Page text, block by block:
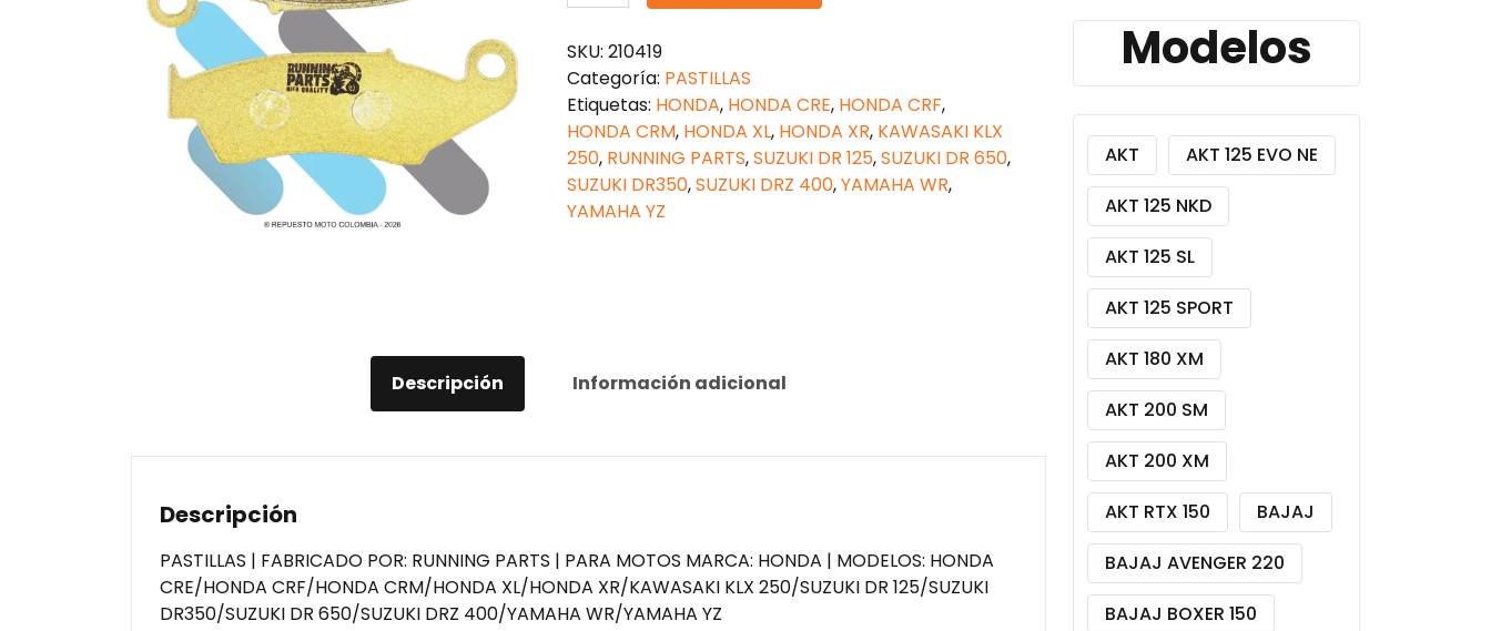
YAMAHA
YZ
125
cantidad
SKU: 210419
Categoría: PASTILLAS
Etiquetas: HONDA, HONDA CRE, HONDA CRF,
HONDA CRM, HONDA XL, HONDA XR, KAWASAKI KLX
250, RUNNING PARTS,SUZUKI DR 125,SUZUKI DR 650,
SUZUKI DR350,SUZUKI DRZ 400,YAMAHA WR,
YAMAHA YZ
Descripción Información adicional
Descripción
PASTILLAS | FABRICADO POR: RUNNING PARTS | PARA MOTOS MARCA: HONDA | MODELOS: HONDA
CRE/HONDA CRF/HONDA CRM/HONDA XL/HONDA XR/KAWASAKI KLX 250/SUZUKI DR 125/SUZUKI
DR350/SUZUKI DR 650/SUZUKI DRZ 400/YAMAHA WR/YAMAHA YZ
Modelos
AKT
AKT 125 EVO NE
AKT 125 NKD
AKT 125 SL
AKT 125 SPORT
AKT 180 XM
AKT 200 SM
AKT 200 XM
AKT RTX 150
BAJAJ
BAJAJ AVENGER 220
BAJAJ BOXER 150